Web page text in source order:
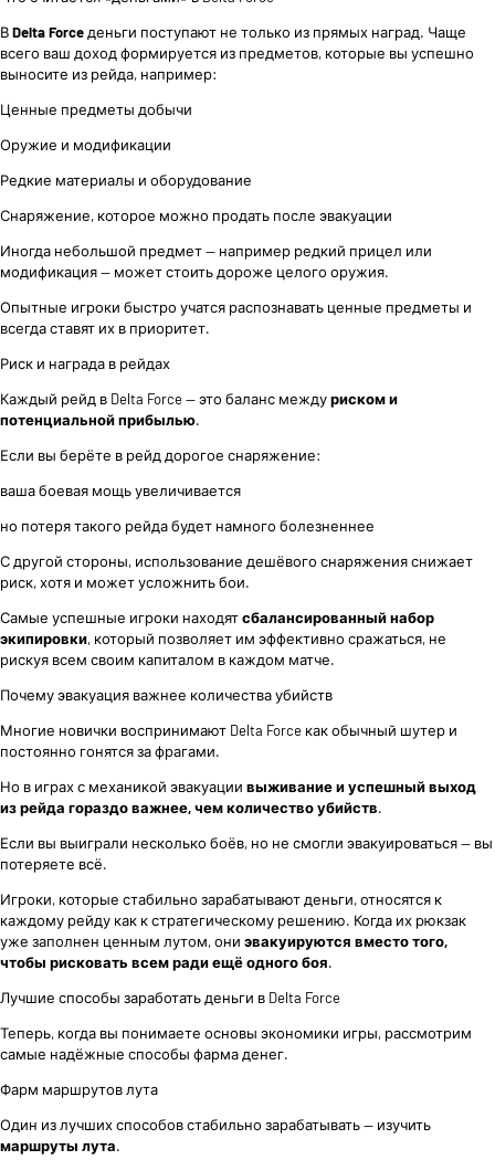
ВDelta Force деньги поступают не только из прямых наград. Чаще
всего ваш доход формируется из предметов, которые вы успешно
выносите из рейда, например:
Ценные предметы добычи
Оружие и модификации
Редкие материалы и оборудование
Снаряжение, которое можно продать после эвакуации
Иногда небольшой предмет — например редкий прицел или
модификация — может стоить дороже целого оружия.
Опытные игроки быстро учатся распознавать ценные предметы и
всегда ставят их в приоритет.
Риск и награда в рейдах
Каждый рейд в Delta Force — это баланс междуриском и
потенциальной прибылью.
Если вы берёте в рейд дорогое снаряжение:
ваша боевая мощь увеличивается
но потеря такого рейда будет намного болезненнее
С другой стороны, использование дешёвого снаряжения снижает
риск, хотя и может усложнить бои.
Самые успешные игроки находятсбалансированный набор
экипировки, который позволяет им эффективно сражаться, не
рискуя всем своим капиталом в каждом матче.
Почему эвакуация важнее количества убийств
Многие новички воспринимают Delta Force как обычный шутер и
постоянно гонятся за фрагами.
Но в играх с механикой эвакуации выживание и успешный выход
из рейда гораздо важнее, чем количество убийств.
Если вы выиграли несколько боёв, но не смогли эвакуироваться — вы
потеряете всё.
Игроки, которые стабильно зарабатывают деньги, относятся к
каждому рейду как к стратегическому решению. Когда их рюкзак
уже заполнен ценным лутом, они эвакуируются вместо того,
чтобы рисковать всем ради ещё одного боя.
Лучшие способы заработать деньги в Delta Force
Теперь, когда вы понимаете основы экономики игры, рассмотрим
самые надёжные способы фарма денег.
Фарм маршрутов лута
Один из лучших способов стабильно зарабатывать — изучить
маршруты лута.